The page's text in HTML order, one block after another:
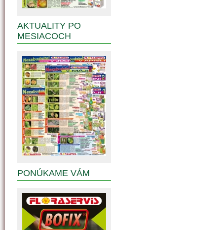
AKTUALITY PO
MESIACOCH
PONÚKAME VÁM